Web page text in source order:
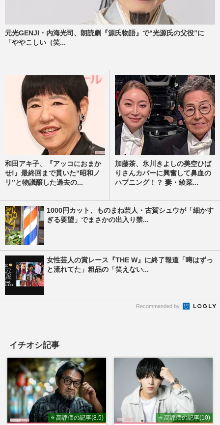
元光GENJI・内海光司、朗読劇『源氏物語』で“光源氏の父役”に
「ややこしい（笑...
和田アキ子、『アッコにおまか
せ!』最終回まで貫いた“昭和ノ
リ”と物議醸した過去の...
加藤茶、氷川きよしの美空ひば
りさんカバーに興奮して鼻血の
ハプニング！？ 妻・綾菜...
1000円カット、ものまね芸人・古賀シュウが「細かす
ぎる要望」でまさかの出入り禁...
女性芸人の賞レース『THE W』に終了報道「噂はずっ
と流れてた」粗品の「笑えない...
Recommended by
イチオシ記事
⭐ 高評価の記事(8.5) ⭐ 高評価の記事(10)